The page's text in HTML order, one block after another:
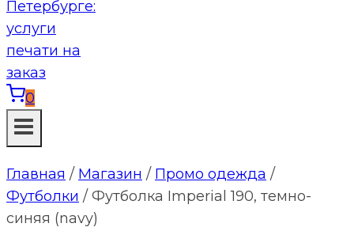
0
Главная / Магазин / Промо одежда /
Футболки / Футболка Imperial 190, темно-
синяя (navy)